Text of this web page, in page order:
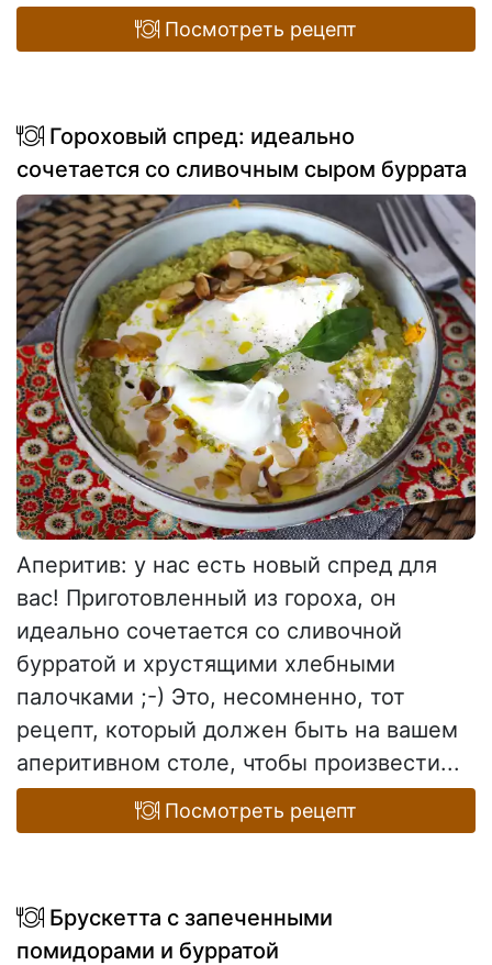
Посмотреть рецепт
Гороховый спред: идеально
сочетается со сливочным сыром буррата
Аперитив: у нас есть новый спред для
вас! Приготовленный из гороха, он
идеально сочетается со сливочной
бурратой и хрустящими хлебными
палочками ;-) Это, несомненно, тот
рецепт, который должен быть на вашем
аперитивном столе, чтобы произвести...
Посмотреть рецепт
Брускетта с запеченными
помидорами и бурратой